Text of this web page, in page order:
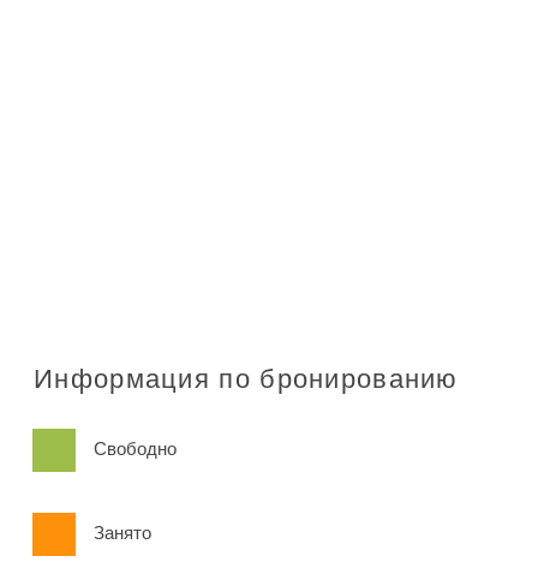
Информация по бронированию
Свободно
Занято